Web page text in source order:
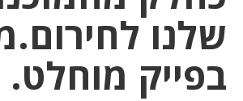
שלנו
בפייק מוחלט.